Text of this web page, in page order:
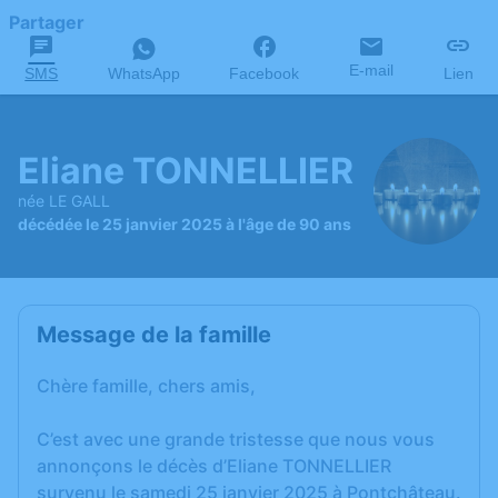
Partager
SMS WhatsApp Facebook E-mail Lien
Eliane TONNELLIER
née LE GALL
décédée le 25 janvier 2025 à l'âge de 90 ans
Message de la famille
Chère famille, chers amis,
C’est avec une grande tristesse que nous vous
annonçons le décès d’Eliane TONNELLIER
survenu le samedi 25 janvier 2025 à Pontchâteau.